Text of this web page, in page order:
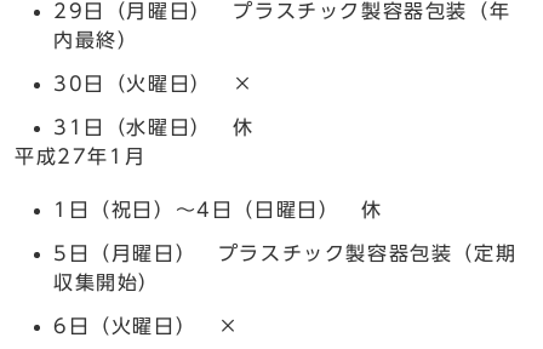
29日（月曜日） プラスチック製容器包装（年
内最終）
30日（火曜日） ×
31日（水曜日） 休
平成27年1月
1日（祝日）～4日（日曜日） 休
5日（月曜日） プラスチック製容器包装（定期
収集開始）
6日（火曜日） ×